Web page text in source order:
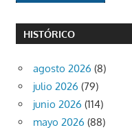
HISTÓRICO
agosto 2026 (8)
julio 2026 (79)
junio 2026 (114)
mayo 2026 (88)